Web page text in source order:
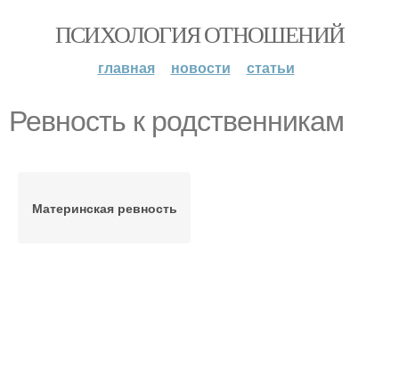
ПСИХОЛОГИЯ ОТНОШЕНИЙ
главная новости статьи
Ревность к родственникам
Материнская ревность